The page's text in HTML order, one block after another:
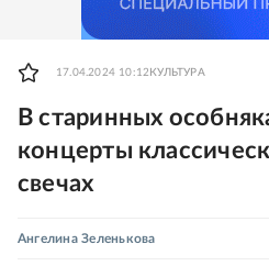
17.04.2024 10:12 КУЛЬТУРА
В старинных
концерты
свечах
Ангелина Зеленькова